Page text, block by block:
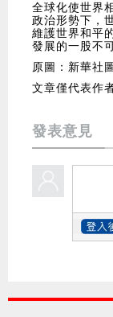
全球化使世界
政治形勢下，
維護世界和平
發展的一股不
原圖：新華社
文章僅代表作
發表意見